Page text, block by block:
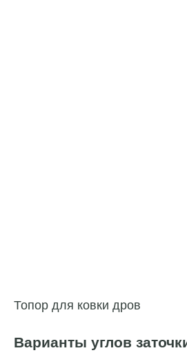
Топор для ковки дров
Варианты углов